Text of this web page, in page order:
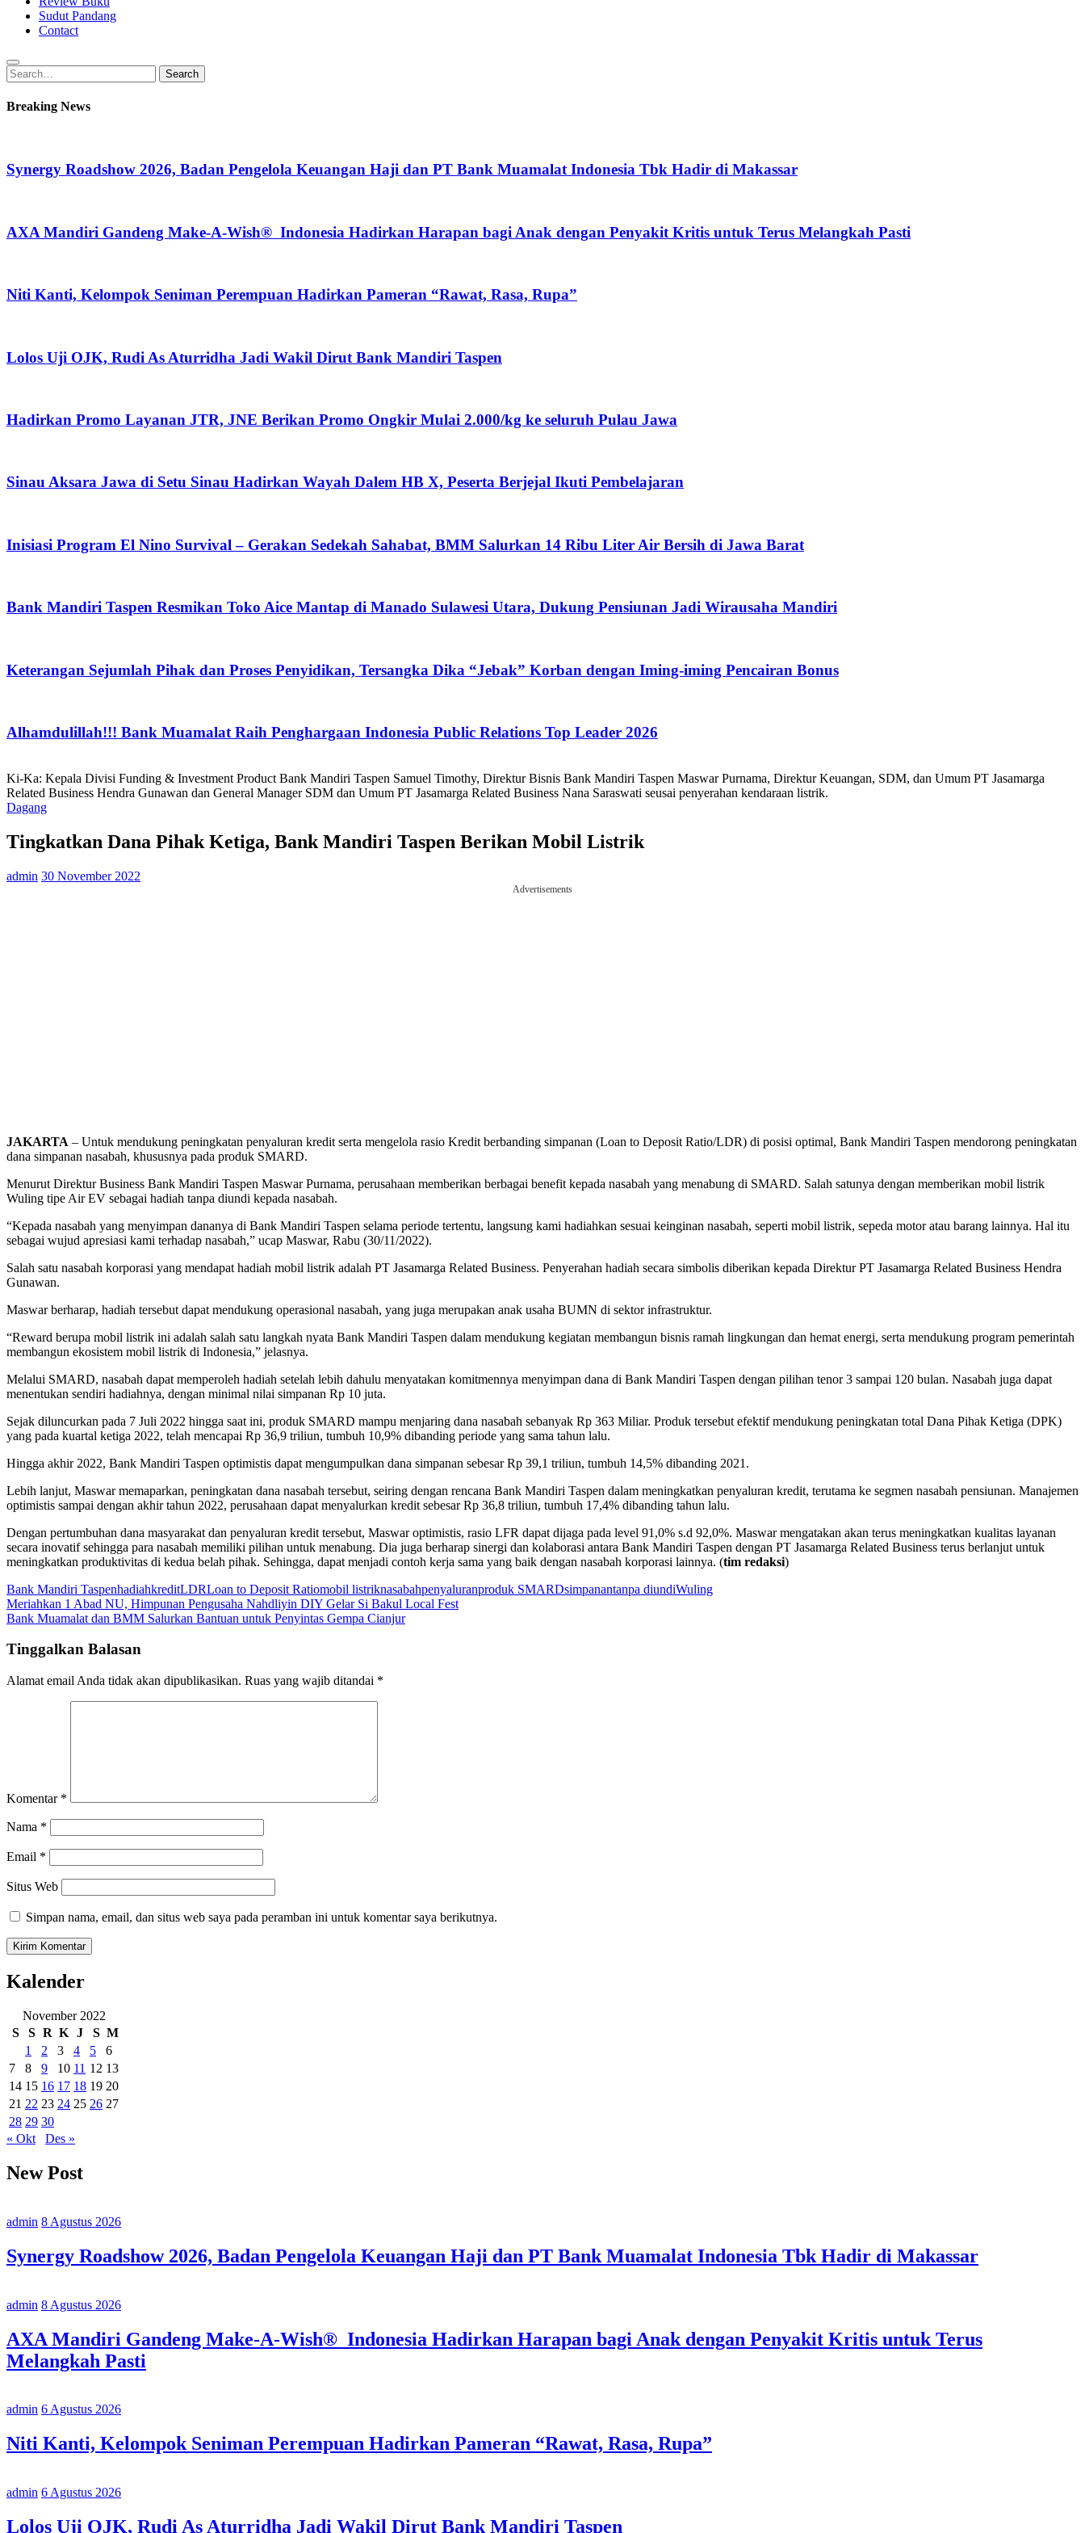
Sudut Pandang
Contact
Search
for:
Search
Breaking News
Synergy Roadshow 2026, Badan Pengelola Keuangan Haji dan PT Bank Muamalat Indonesia Tbk Hadir di Makassar
AXA Mandiri Gandeng Make-A-Wish® Indonesia Hadirkan Harapan bagi Anak dengan Penyakit Kritis untuk Terus Melangkah Pasti
Niti Kanti, Kelompok Seniman Perempuan Hadirkan Pameran “Rawat, Rasa, Rupa”
Lolos Uji OJK, Rudi As Aturridha Jadi Wakil Dirut Bank Mandiri Taspen
Hadirkan Promo Layanan JTR, JNE Berikan Promo Ongkir Mulai 2.000/kg ke seluruh Pulau Jawa
Sinau Aksara Jawa di Setu Sinau Hadirkan Wayah Dalem HB X, Peserta Berjejal Ikuti Pembelajaran
Inisiasi Program El Nino Survival – Gerakan Sedekah Sahabat, BMM Salurkan 14 Ribu Liter Air Bersih di Jawa Barat
Bank Mandiri Taspen Resmikan Toko Aice Mantap di Manado Sulawesi Utara, Dukung Pensiunan Jadi Wirausaha Mandiri
Keterangan Sejumlah Pihak dan Proses Penyidikan, Tersangka Dika “Jebak” Korban dengan Iming-iming Pencairan Bonus
Alhamdulillah!!! Bank Muamalat Raih Penghargaan Indonesia Public Relations Top Leader 2026
Ki-Ka: Kepala Divisi Funding & Investment Product Bank Mandiri Taspen Samuel Timothy, Direktur Bisnis Bank Mandiri Taspen Maswar Purnama, Direktur Keuangan, SDM, dan Umum PT Jasamarga
Related Business Hendra Gunawan dan General Manager SDM dan Umum PT Jasamarga Related Business Nana Saraswati seusai penyerahan kendaraan listrik.
Dagang
Tingkatkan Dana Pihak Ketiga, Bank Mandiri Taspen Berikan Mobil Listrik
admin 30 November 2022
Advertisements
JAKARTA – Untuk mendukung peningkatan penyaluran kredit serta mengelola rasio Kredit berbanding simpanan (Loan to Deposit Ratio/LDR) di posisi optimal, Bank Mandiri Taspen mendorong peningkatan
dana simpanan nasabah, khususnya pada produk SMARD.
Menurut Direktur Business Bank Mandiri Taspen Maswar Purnama, perusahaan memberikan berbagai benefit kepada nasabah yang menabung di SMARD. Salah satunya dengan memberikan mobil listrik
Wuling tipe Air EV sebagai hadiah tanpa diundi kepada nasabah.
“Kepada nasabah yang menyimpan dananya di Bank Mandiri Taspen selama periode tertentu, langsung kami hadiahkan sesuai keinginan nasabah, seperti mobil listrik, sepeda motor atau barang lainnya. Hal itu
sebagai wujud apresiasi kami terhadap nasabah,” ucap Maswar, Rabu (30/11/2022).
Salah satu nasabah korporasi yang mendapat hadiah mobil listrik adalah PT Jasamarga Related Business. Penyerahan hadiah secara simbolis diberikan kepada Direktur PT Jasamarga Related Business Hendra
Gunawan.
Maswar berharap, hadiah tersebut dapat mendukung operasional nasabah, yang juga merupakan anak usaha BUMN di sektor infrastruktur.
“Reward berupa mobil listrik ini adalah salah satu langkah nyata Bank Mandiri Taspen dalam mendukung kegiatan membangun bisnis ramah lingkungan dan hemat energi, serta mendukung program pemerintah
membangun ekosistem mobil listrik di Indonesia,” jelasnya.
Melalui SMARD, nasabah dapat memperoleh hadiah setelah lebih dahulu menyatakan komitmennya menyimpan dana di Bank Mandiri Taspen dengan pilihan tenor 3 sampai 120 bulan. Nasabah juga dapat
menentukan sendiri hadiahnya, dengan minimal nilai simpanan Rp 10 juta.
Sejak diluncurkan pada 7 Juli 2022 hingga saat ini, produk SMARD mampu menjaring dana nasabah sebanyak Rp 363 Miliar. Produk tersebut efektif mendukung peningkatan total Dana Pihak Ketiga (DPK)
yang pada kuartal ketiga 2022, telah mencapai Rp 36,9 triliun, tumbuh 10,9% dibanding periode yang sama tahun lalu.
Hingga akhir 2022, Bank Mandiri Taspen optimistis dapat mengumpulkan dana simpanan sebesar Rp 39,1 triliun, tumbuh 14,5% dibanding 2021.
Lebih lanjut, Maswar memaparkan, peningkatan dana nasabah tersebut, seiring dengan rencana Bank Mandiri Taspen dalam meningkatkan penyaluran kredit, terutama ke segmen nasabah pensiunan. Manajemen
optimistis sampai dengan akhir tahun 2022, perusahaan dapat menyalurkan kredit sebesar Rp 36,8 triliun, tumbuh 17,4% dibanding tahun lalu.
Dengan pertumbuhan dana masyarakat dan penyaluran kredit tersebut, Maswar optimistis, rasio LFR dapat dijaga pada level 91,0% s.d 92,0%. Maswar mengatakan akan terus meningkatkan kualitas layanan
secara inovatif sehingga para nasabah memiliki pilihan untuk menabung. Dia juga berharap sinergi dan kolaborasi antara Bank Mandiri Taspen dengan PT Jasamarga Related Business terus berlanjut untuk
meningkatkan produktivitas di kedua belah pihak. Sehingga, dapat menjadi contoh kerja sama yang baik dengan nasabah korporasi lainnya. (tim redaksi)
Bank Mandiri TaspenhadiahkreditLDRLoan to Deposit Ratiomobil listriknasabahpenyaluranproduk SMARDsimpanantanpa diundiWuling
Navigasi
pos
Meriahkan 1 Abad NU, Himpunan Pengusaha Nahdliyin DIY Gelar Si Bakul Local Fest
Bank Muamalat dan BMM Salurkan Bantuan untuk Penyintas Gempa Cianjur
Tinggalkan Balasan
Alamat email Anda tidak akan dipublikasikan. Ruas yang wajib ditandai *
Komentar *
Nama *
Email *
Situs Web
Simpan nama, email, dan situs web saya pada peramban ini untuk komentar saya berikutnya.
Kalender
November 2022
S
S R K J S M
1
2 3 4 5
6
7
8 9 10 11 12 13
14 15 16 17 18 19 20
21 22 23 24 25 26 27
28 29 30
« Okt
Des »
New Post
admin 8 Agustus 2026
Synergy Roadshow 2026, Badan Pengelola Keuangan Haji dan PT Bank Muamalat Indonesia Tbk Hadir di Makassar
admin 8 Agustus 2026
AXA Mandiri Gandeng Make-A-Wish® Indonesia Hadirkan Harapan bagi Anak dengan Penyakit Kritis untuk Terus
Melangkah Pasti
admin 6 Agustus 2026
Niti Kanti, Kelompok Seniman Perempuan Hadirkan Pameran “Rawat, Rasa, Rupa”
admin 6 Agustus 2026
Lolos Uji OJK, Rudi As Aturridha Jadi Wakil Dirut Bank Mandiri Taspen